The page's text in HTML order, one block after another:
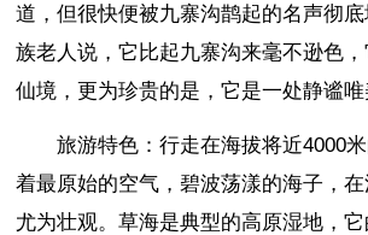
道，但很快便被九寨沟鹊起的名声彻
族老人说，它比起九寨沟来毫不逊色
仙境，更为珍贵的是，它是一处静谧唯
旅游特色：行走在海拔将近4000
着最原始的空气，碧波荡漾的海子，
尤为壮观。草海是典型的高原湿地，